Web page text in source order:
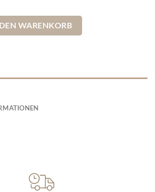
Gold und mehrfarbig Menge
WARENKORB